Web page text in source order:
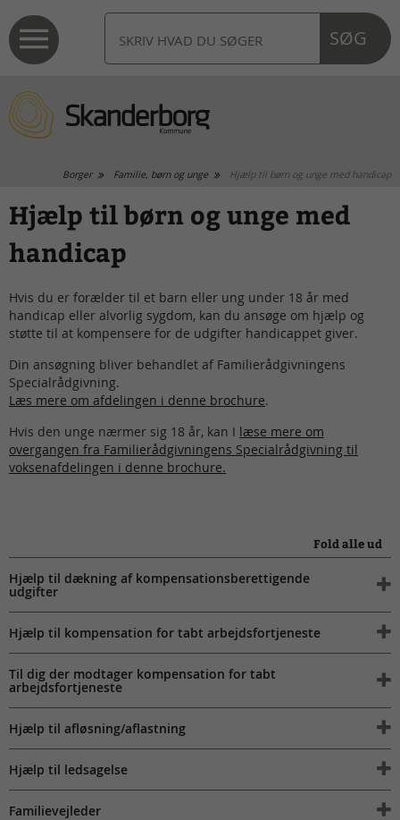
SØG
Borger Familie, børn og unge Hjælp til børn og unge med handicap
Hjælp til børn og unge med
handicap
Hvis du er forælder til et barn eller ung under 18 år med
handicap eller alvorlig sygdom, kan du ansøge om hjælp og
støtte til at kompensere for de udgifter handicappet giver.
Din ansøgning bliver behandlet af Familierådgivningens
Specialrådgivning.
Læs mere om afdelingen i denne brochure.
Hvis den unge nærmer sig 18 år, kan I læse mere om
overgangen fra Familierådgivningens Specialrådgivning til
voksenafdelingen i denne brochure.
Fold alle ud
Hjælp til dækning af kompensationsberettigende
udgifter
Hjælp til kompensation for tabt arbejdsfortjeneste
Til dig der modtager kompensation for tabt
arbejdsfortjeneste
Hjælp til afløsning/aflastning
Hjælp til ledsagelse
Familievejleder